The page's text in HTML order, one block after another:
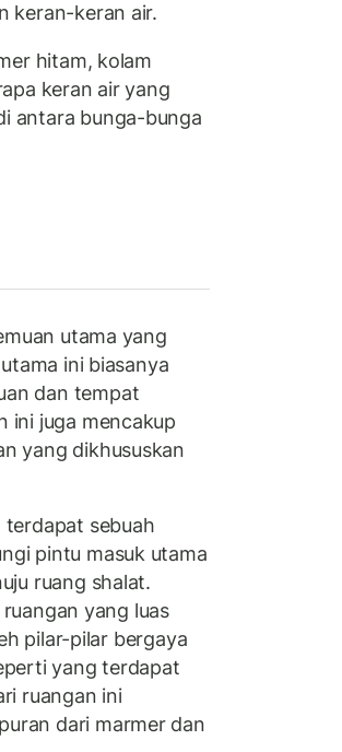
keran-keran air.
hitam, kolam
keran air yang
antara bunga-bunga
utama yang
ini biasanya
dan tempat
ini juga mencakup
yang dikhususkan
terdapat sebuah
pintu masuk utama
ruang shalat.
yang luas
pilar-pilar bergaya
yang terdapat
ruangan ini
dari marmer dan